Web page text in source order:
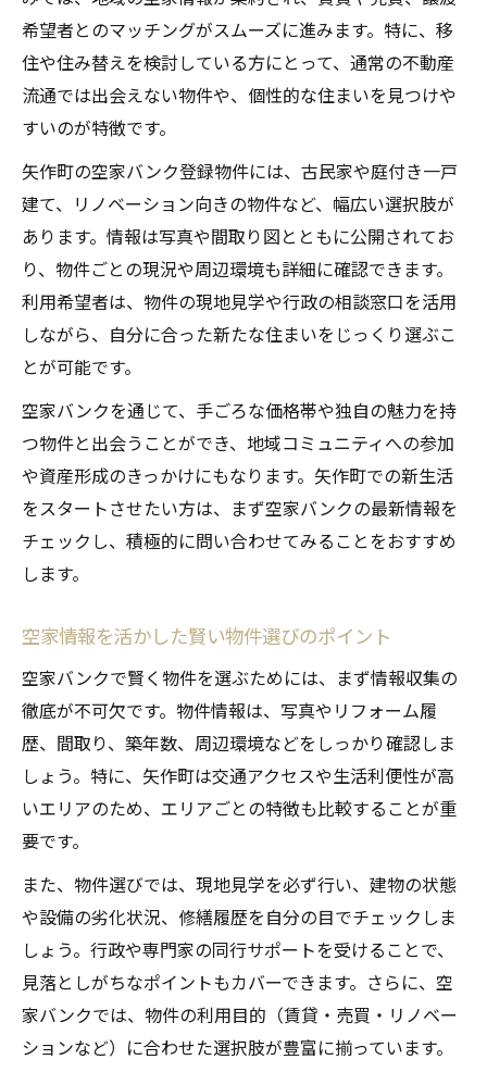
空家投資で差がつく資産形成の秘訣を解説
空家バンク活用で資産を増やすポイントと
は
矢作町空家投資におけるリスクと向き合う
矢作町で空家バンクを活かす実践ポイント
空家バンク登録から成約までの流れを徹底
解説
空家情報の比較で得する矢作町の物件活用
術
空家選びで重視すべきポイントと成功事例
空家バンク制度を活かすための事前準備と
は
空家バンク利用者が注意すべき手続きの流
れ
リノベ投資入門 矢作町の空家で始める資産運用
矢作町の空家で始めるリノベ投資の基本ポ
イント
空家リノベ投資で失敗しないための準備と
は
資産運用につながる空家バンク物件の選び
方
説
空家解決へ 地域が支える岡崎市矢作町の取り組
み
空家対策で注目される地域連携の重要性
空家バンクと地域住民が協力する事例紹介
空家解決に向けた矢作町の独自の取り組み
希望者とのマッチングがスムーズに進みます。特に、移
住や住み替えを検討している方にとって、通常の不動産
流通では出会えない物件や、個性的な住まいを見つけや
すいのが特徴です。
矢作町の空家バンク登録物件には、古民家や庭付き一戸
建て、リノベーション向きの物件など、幅広い選択肢が
あります。情報は写真や間取り図とともに公開されてお
り、物件ごとの現況や周辺環境も詳細に確認できます。
利用希望者は、物件の現地見学や行政の相談窓口を活用
しながら、自分に合った新たな住まいをじっくり選ぶこ
とが可能です。
空家バンクを通じて、手ごろな価格帯や独自の魅力を持
つ物件と出会うことができ、地域コミュニティへの参加
や資産形成のきっかけにもなります。矢作町での新生活
をスタートさせたい方は、まず空家バンクの最新情報を
チェックし、積極的に問い合わせてみることをおすすめ
します。
空家情報を活かした賢い物件選びのポイント
空家バンクで賢く物件を選ぶためには、まず情報収集の
徹底が不可欠です。物件情報は、写真やリフォーム履
歴、間取り、築年数、周辺環境などをしっかり確認しま
しょう。特に、矢作町は交通アクセスや生活利便性が高
いエリアのため、エリアごとの特徴も比較することが重
要です。
また、物件選びでは、現地見学を必ず行い、建物の状態
や設備の劣化状況、修繕履歴を自分の目でチェックしま
しょう。行政や専門家の同行サポートを受けることで、
見落としがちなポイントもカバーできます。さらに、空
家バンクでは、物件の利用目的（賃貸・売買・リノベー
ションなど）に合わせた選択肢が豊富に揃っています。